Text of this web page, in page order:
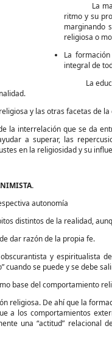
La
ritmo y su
marginando
religiosa o
La
integral de
La
y las otras facetas de la
que se da
a superar, las
en la religiosidad y su
autonomía
distintos de la realidad,
dar razón de la propia fe.
y espiritualista de
cuando se puede y se debe
base del comportamiento
De ahí que la
a los comportamientos
una “actitud”